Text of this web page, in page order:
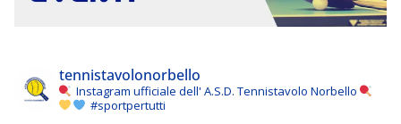
tennistavolonorbello
Instagram ufficiale dell' A.S.D. Tennistavolo Norbello
#sportpertutti